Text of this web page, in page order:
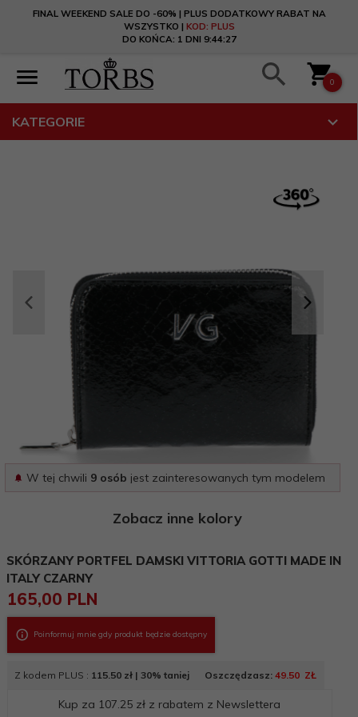
FINAL WEEKEND SALE DO -60% | PLUS DODATKOWY RABAT NA
WSZYSTKO | KOD: PLUS
DO KOŃCA: 1 DNI 9:44:27
0
KATEGORIE
W tej chwili 9 osób jest zainteresowanych tym modelem
Zobacz inne kolory
SKÓRZANY PORTFEL DAMSKI VITTORIA GOTTI MADE IN
ITALY CZARNY
165,00 PLN
Poinformuj mnie gdy produkt będzie dostępny
Z kodem PLUS : 115.50 zł | 30% taniej Oszczędzasz: 49.50 ZŁ
Kup za 107.25 zł z rabatem z Newslettera